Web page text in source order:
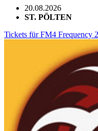
20.08.2026
ST. PÖLTEN
Tickets für FM4 Frequency